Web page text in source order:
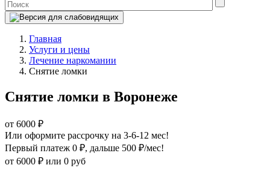
Главная
Услуги и цены
Лечение наркомании
Снятие ломки
Снятие ломки в Воронеже
от 6000 ₽
Или оформите рассрочку на 3-6-12 мес!
Первый платеж 0 ₽, дальше 500 ₽/мес!
от 6000 ₽ или 0 руб